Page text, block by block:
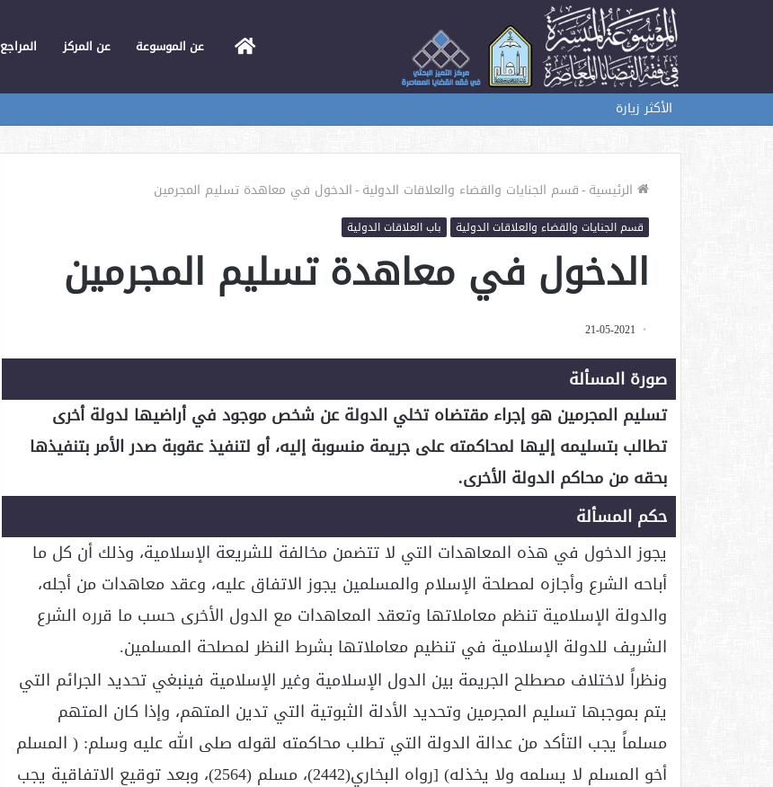
الرئيسيةعن الموسوعة عن المركز المراجع
الأكثر زيارة
الرئيسية-قسم الجنايات والقضاء والعلاقات الدولية-الدخول في معاهدة تسليم المجرمين
قسم الجنايات والقضاء والعلاقات الدولية باب العلاقات الدولية
الدخول في معاهدة تسليم المجرمين
21-05-2021
صورة المسألة
تسليم المجرمين هو إجراء مقتضاه تخلي الدولة عن شخص موجود في أراضيها لدولة أخرى
تطالب بتسليمه إليها لمحاكمته على جريمة منسوبة إليه، أو لتنفيذ عقوبة صدر الأمر بتنفيذها
بحقه من محاكم الدولة الأخرى.
حكم المسألة
يجوز الدخول في هذه المعاهدات التي لا تتضمن مخالفة للشريعة الإسلامية، وذلك أن كل ما
أباحه الشرع وأجازه لمصلحة الإسلام والمسلمين يجوز الاتفاق عليه، وعقد معاهدات من أجله،
والدولة الإسلامية تنظم معاملاتها وتعقد المعاهدات مع الدول الأخرى حسب ما قرره الشرع
الشريف للدولة الإسلامية في تنظيم معاملاتها بشرط النظر لمصلحة المسلمين.
ونظراً لاختلاف مصطلح الجريمة بين الدول الإسلامية وغير الإسلامية فينبغي تحديد الجرائم التي
يتم بموجبها تسليم المجرمين وتحديد الأدلة الثبوتية التي تدين المتهم، وإذا كان المتهم
مسلماً يجب التأكد من عدالة الدولة التي تطلب محاكمته لقوله صلى الله عليه وسلم: ( المسلم
أخو المسلم لا يسلمه ولا يخذله) [رواه البخاري(2442)، مسلم (2564)، وبعد توقيع الاتفاقية يجب